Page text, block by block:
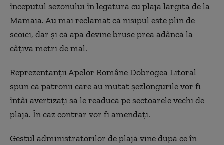
începutul sezonului în legătură cu plaja lărgită de la
Mamaia. Au mai reclamat că nisipul este plin de
scoici, dar și că apa devine brusc prea adâncă la
câțiva metri de mal.
Reprezentanții Apelor Române Dobrogea Litoral
spun că patronii care au mutat șezlongurile vor fi
întâi avertizați să le readucă pe sectoarele vechi de
plajă. În caz contrar vor fi amendați.
Gestul administratorilor de plajă vine după ce în